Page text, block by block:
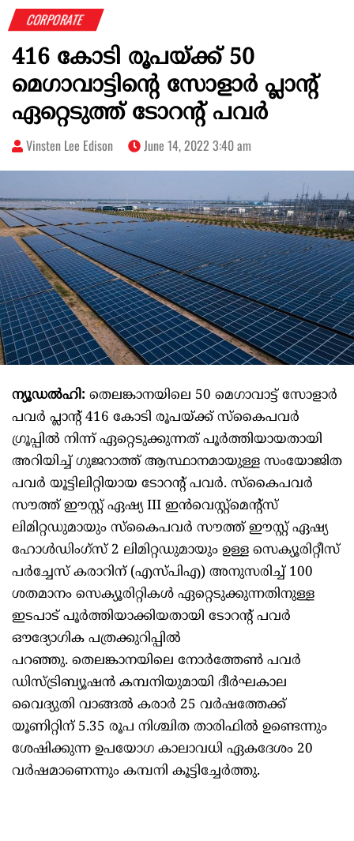
CORPORATE
416 കോടി രൂപയ്ക്ക് 50
മെഗാവാട്ടിന്റെ സോളാർ പ്ലാന്റ്
ഏറ്റെടുത്ത് ടോറന്റ് പവർ
Vinsten Lee Edison June 14, 2022 3:40 am
ന്യൂഡൽഹി: തെലങ്കാനയിലെ 50 മെഗാവാട്ട് സോളാർ
പവർ പ്ലാന്റ് 416 കോടി രൂപയ്ക്ക് സ്കൈപവർ
ഗ്രൂപ്പിൽ നിന്ന് ഏറ്റെടുക്കുന്നത് പൂർത്തിയായതായി
അറിയിച്ച് ഗുജറാത്ത് ആസ്ഥാനമായുള്ള സംയോജിത
പവർ യൂട്ടിലിറ്റിയായ ടോറന്റ് പവർ. സ്കൈപവർ
സൗത്ത് ഈസ്റ്റ് ഏഷ്യ III ഇൻവെസ്റ്റ്മെന്റ്സ്
ലിമിറ്റഡുമായും സ്കൈപവർ സൗത്ത് ഈസ്റ്റ് ഏഷ്യ
ഹോൾഡിംഗ്സ് 2 ലിമിറ്റഡുമായും ഉള്ള സെക്യൂരിറ്റീസ്
പർച്ചേസ് കരാറിന് (എസ്പിഎ) അനുസരിച്ച്‌ 100
ശതമാനം സെക്യൂരിറ്റികൾ ഏറ്റെടുക്കുന്നതിനുള്ള
ഇടപാട് പൂർത്തിയാക്കിയതായി ടോറന്റ് പവർ
ഔദ്യോഗിക പത്രക്കുറിപ്പിൽ
പറഞ്ഞു. തെലങ്കാനയിലെ നോർത്തേൺ പവർ
ഡിസ്ട്രിബ്യൂഷൻ കമ്പനിയുമായി ദീർഘകാല
വൈദ്യുതി വാങ്ങൽ കരാർ 25 വർഷത്തേക്ക്
യൂണിറ്റിന് 5.35 രൂപ നിശ്ചിത താരിഫിൽ ഉണ്ടെന്നും
ശേഷിക്കുന്ന ഉപയോഗ കാലാവധി ഏകദേശം 20
വർഷമാണെന്നും കമ്പനി കൂട്ടിച്ചേർത്തു.